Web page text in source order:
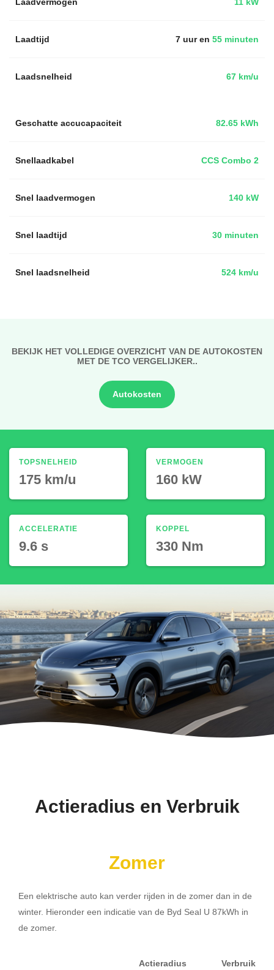
Laadtijd 7 uur en 55 minuten
Laadsnelheid 67 km/u
82.65 kWh
Geschatte accucapaciteit
Snellaadkabel CCS Combo 2
Snel laadvermogen 140 kW
Snel laadtijd 30 minuten
Snel laadsnelheid 524 km/u
BEKIJK HET VOLLEDIGE OVERZICHT VAN DE AUTOKOSTEN
MET DE TCO VERGELIJKER..
Autokosten
TOPSNELHEID
175 km/u
ACCELERATIE
9.6 s
VERMOGEN
160 kW
KOPPEL
330 Nm
Actieradius en Verbruik
Zomer
Een elektrische auto kan verder rijden in de zomer dan in de
winter. Hieronder een indicatie van de Byd Seal U 87kWh in
de zomer.
Actieradius Verbruik